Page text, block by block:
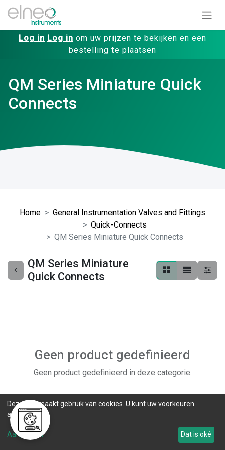
Log in Log in om uw prijzen te bekijken en een
bestelling te plaatsen
QM Series Miniature Quick
Connects
Home
General Instrumentation Valves and Fittings
Quick-Connects
QM Series Miniature Quick Connects
QM Series Miniature
Quick Connects
Geen product gedefinieerd
Geen product gedefinieerd in deze categorie.
Deze site maakt gebruik van cookies. U kunt uw voorkeuren
aanpassen.
Aanpassen Dat is oké